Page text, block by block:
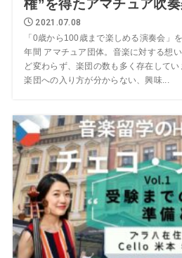
権”を得たアマチュア吹
2021.07.08
「0歳から100歳まで楽しめる演奏会」
年間 アマチュア団体。音楽に対する想
ど変わらず、楽団の数も多く存在して
楽団への入り方が分からない、興味...